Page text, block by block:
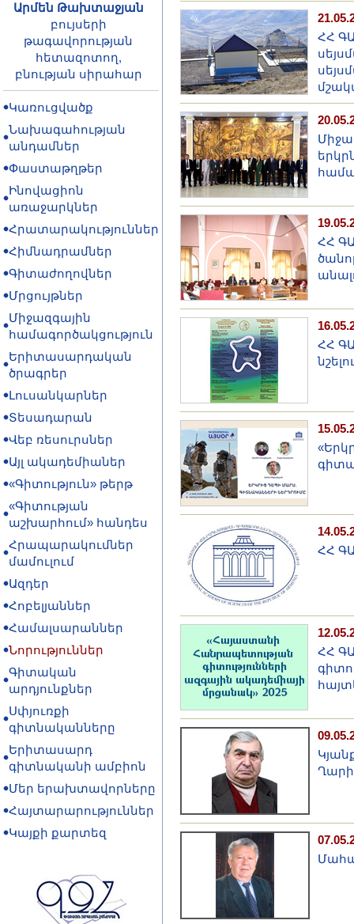
Արմեն Թախտաջյան
բույսերի
թագավորության
հետազոտող,
բնության սիրահար
Կառուցվածք
Նախագահության
անդամներ
Փաստաթղթեր
Ինովացիոն
առաջարկներ
Հրատարակություններ
Հիմնադրամներ
Գիտաժողովներ
Մրցույթներ
Միջազգային
համագործակցություն
Երիտասարդական
ծրագրեր
Լուսանկարներ
Տեսադարան
Վեբ ռեսուրսներ
Այլ ակադեմիաներ
«Գիտություն» թերթ
«Գիտության
աշխարհում» հանդես
Հրապարակումներ
մամուլում
Ազդեր
Հոբելյաններ
Համալսարաններ
Նորություններ
Գիտական
արդյունքներ
Սփյուռքի
գիտնականները
Երիտասարդ
գիտնականի ամբիոն
Մեր երախտավորները
Հայտարարություններ
Կայքի քարտեզ
ՀՀ
ՀՀ
ՀՀ
ՀՀ
ՀՀ